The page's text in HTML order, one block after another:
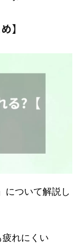
】
について解説し
れにくい